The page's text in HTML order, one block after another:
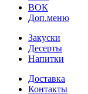
ВОК
Доп.меню
Закуски
Десерты
Напитки
Доставка
Контакты